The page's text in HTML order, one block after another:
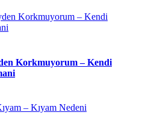
Korkmuyorum – Kendi